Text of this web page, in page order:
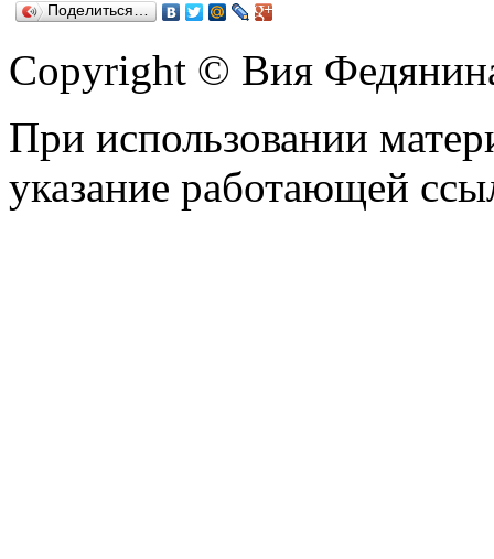
Поделиться…
Copyright © Вия
При использовании
указание работающей